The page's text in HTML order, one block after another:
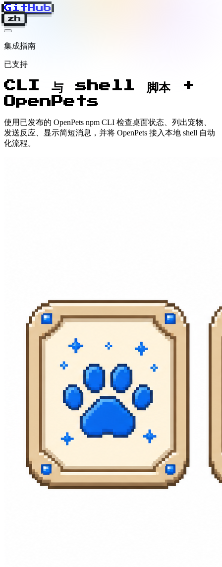
GitHub
zh
集成指南
已支持
CLI 与 shell 脚本 +
OpenPets
使用已发布的 OpenPets npm CLI 检查桌面状态、列出宠物、
发送反应、显示简短消息，并将 OpenPets 接入本地 shell 自动
化流程。